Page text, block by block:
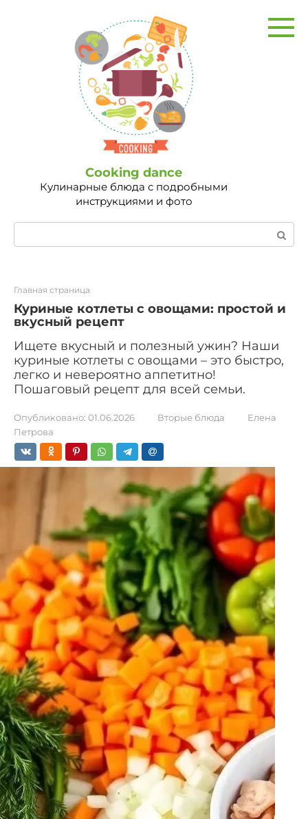
Сooking dance
Кулинарные блюда с подробными
инструкциями и фото
Поиск:
Главная страница
Куриные котлеты с овощами: простой и
вкусный рецепт
Ищете вкусный и полезный ужин? Наши
куриные котлеты с овощами – это быстро,
легко и невероятно аппетитно!
Пошаговый рецепт для всей семьи.
Опубликовано: 01.06.2026 Вторые блюда
Елена
Петрова